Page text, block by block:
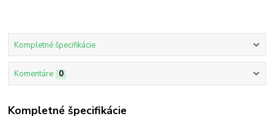
Kompletné špecifikácie
Komentáre 0
Kompletné špecifikácie